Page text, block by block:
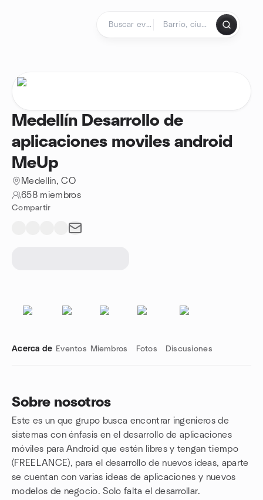
Medellín Desarrollo de
aplicaciones moviles android
MeUp
Medellín, CO
658 miembros
Compartir
Acerca de Eventos Miembros Fotos Discusiones
Sobre nosotros
Este es un que grupo busca encontrar ingenieros de
sistemas con énfasis en el desarrollo de aplicaciones
móviles para Android que estén libres y tengan tiempo
(FREELANCE), para el desarrollo de nuevos ideas, aparte
se cuentan con varias ideas de aplicaciones y nuevos
modelos de negocio. Solo falta el desarrollar.
Enlaces de grupo